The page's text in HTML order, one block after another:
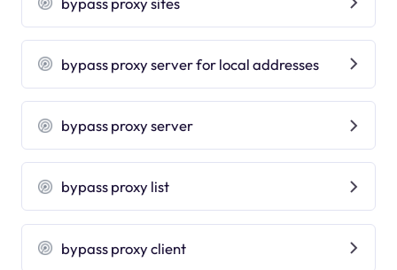
bypass proxy server for local addresses
bypass proxy server
bypass proxy list
bypass proxy client